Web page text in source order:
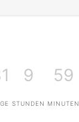
9
STUNDEN
59
MINUTEN